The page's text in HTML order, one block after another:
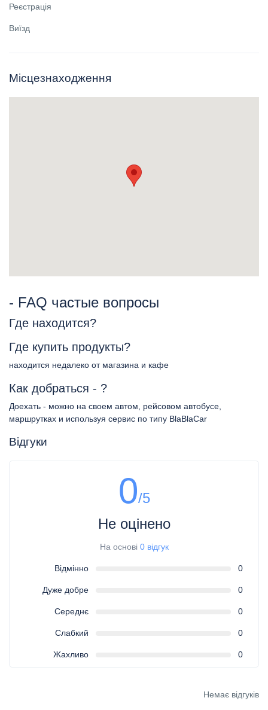
Реєстрація
Виїзд
Місцезнаходження
- FAQ частые вопросы
Где находится?
Где купить продукты?
находится недалеко от магазина и кафе
Как добраться - ?
Доехать - можно на своем автом, рейсовом автобусе,
маршрутках и используя сервис по типу BlaBlaCar
Відгуки
0/5
Не оцінено
На основі 0 відгук
Відмінно 0
Дуже добре 0
Середнє 0
Слабкий 0
Жахливо 0
Немає відгуків